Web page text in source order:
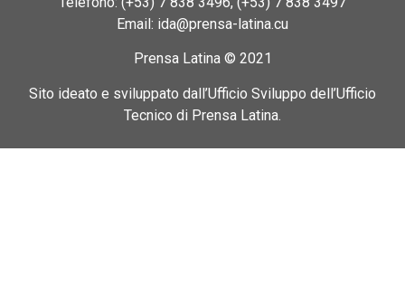
Email: ida@prensa-latina.cu
Prensa Latina © 2021
Sito ideato e sviluppato dall’Ufficio Sviluppo dell’Ufficio
Tecnico di Prensa Latina.